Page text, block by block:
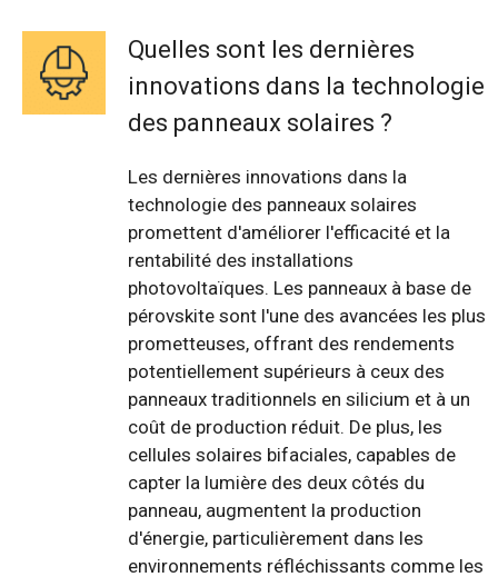
Quelles sont les dernières
innovations dans la technologie
des panneaux solaires ?
Les dernières innovations dans la
technologie des panneaux solaires
promettent d'améliorer l'efficacité et la
rentabilité des installations
photovoltaïques. Les panneaux à base de
pérovskite sont l'une des avancées les plus
prometteuses, offrant des rendements
potentiellement supérieurs à ceux des
panneaux traditionnels en silicium et à un
coût de production réduit. De plus, les
cellules solaires bifaciales, capables de
capter la lumière des deux côtés du
panneau, augmentent la production
d'énergie, particulièrement dans les
environnements réfléchissants comme les